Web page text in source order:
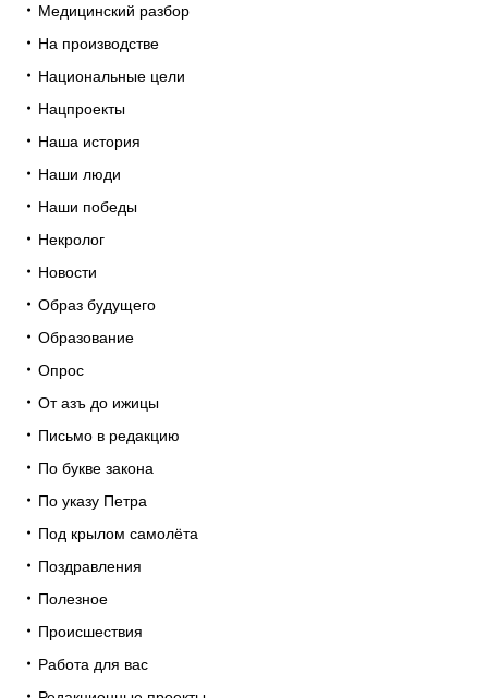
Медицинский разбор
На производстве
Национальные цели
Нацпроекты
Наша история
Наши люди
Наши победы
Некролог
Новости
Образ будущего
Образование
Опрос
От азъ до ижицы
Письмо в редакцию
По букве закона
По указу Петра
Под крылом самолёта
Поздравления
Полезное
Происшествия
Работа для вас